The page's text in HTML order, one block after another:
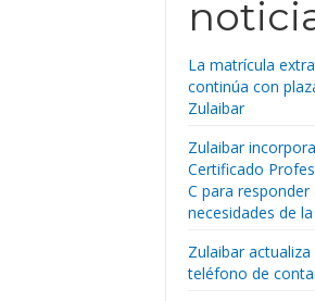
La matrícula
continúa con
Zulaibar
Zulaibar
Certificado
C para responder
necesidades de
Zulaibar
teléfono de